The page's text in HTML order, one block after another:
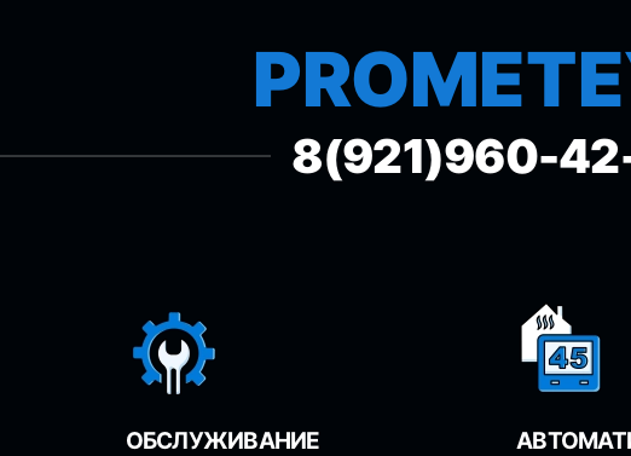
8(921)960-
ОБСЛУЖИВАНИЕ